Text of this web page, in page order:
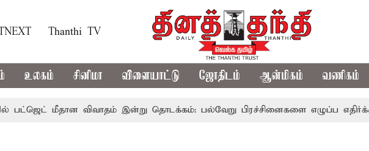
Thanthi TV
உலகம் சினிமா விளையாட்டு ஜோதிடம் ஆன்மிகம் வணிகம்
மீதான விவாதம் இன்று தொடக்கம்: பல்வேறு பிரச்சினைகளை எழுப்ப